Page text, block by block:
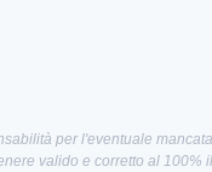
per l'eventuale
valido e corretto al 100%